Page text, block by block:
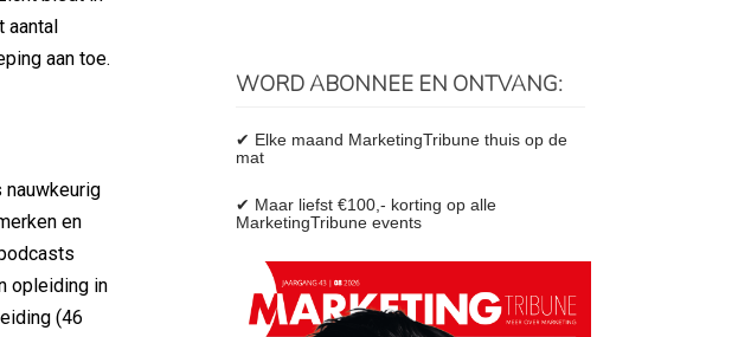
aan toe.
en
opleiding in
(46
WORD ABONNEE EN ONTVANG:
✔ Elke maand MarketingTribune thuis op de
mat
✔ Maar liefst €100,- korting op alle
MarketingTribune events